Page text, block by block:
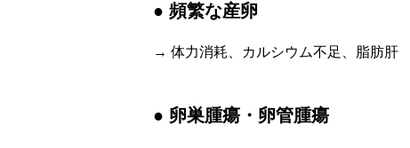
● 頻繁な産卵
→ 体力消耗、カルシウム不足、脂肪肝
● 卵巣腫瘍・卵管腫瘍